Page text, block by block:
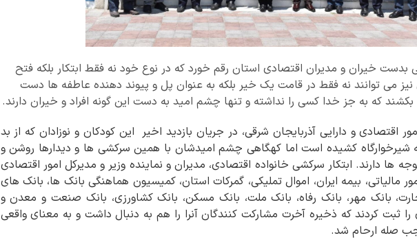
بدست خیران و مدیران اقتصادی استان رقم خورد که در نوع خود نه فقط ابتکار بلکه فتح
نیز می توانند نه فقط در قامت یک خیر بلکه به عنوان پل و پیوند دهنده عاطفه ها دست
بکشند که به جز خدا کسی را نداشته و تنها چشم امید به دست این گونه افراد و خیران دارند.
اقتصادی و دارایی آذربایجان شرقی، در جریان بازدید اخیر این کودکان و نوزادان که از بد
شیرخوارگاه کشیده است اما کهگاهی چشم امیدشان با همین سرکشی ها و دیدارها روشن و
ها دارند. ابتکار سرکشی خانواده اقتصادی، مدیران و نماینده وزیر و مدیرکل امور اقتصادی
مالیاتی، بیمه ایران، اموال تملیکی، گمرکات استان، کمیسیون هماهنگی بانک ها، بانک های
بانک مهر، بانک رفاه، بانک ملت، بانک مسکن، بانک کشاورزی، بانک صنعت و معدن و
ثبت کردند که ذخیره آخرت مشارکت کنندگان آنرا را هم به دنبال داشت و به معنای واقعی
صله ارحام شد.